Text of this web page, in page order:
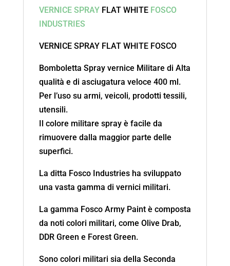
VERNICE SPRAYFLAT WHITE FOSCO
INDUSTRIES
VERNICE SPRAY FLAT WHITE FOSCO
Bomboletta Spray vernice Militare di Alta
qualità e di asciugatura veloce 400 ml.
Per l’uso su armi, veicoli, prodotti tessili,
utensili.
Il colore militare spray è facile da
rimuovere dalla maggior parte delle
superfici.
La ditta Fosco Industries ha sviluppato
una vasta gamma di vernici militari.
La gamma Fosco Army Paint è composta
da noti colori militari, come Olive Drab,
DDR Green e Forest Green.
Sono colori militari sia della Seconda